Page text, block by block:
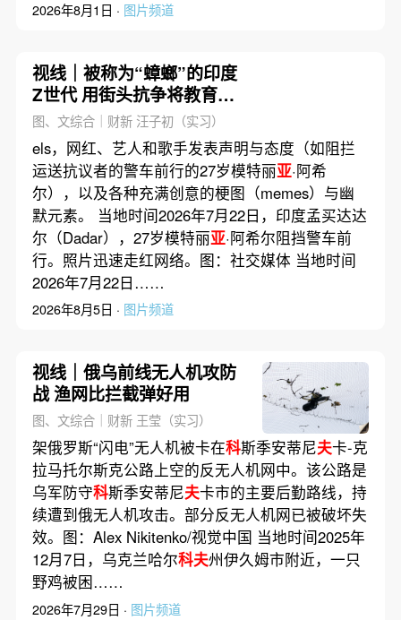
2026年8月1日 · 图片频道
视线｜被称为“蟑螂”的印度
Z世代 用街头抗争将教育部
长拱下台
图、文综合｜财新 汪子初（实习）
els，网红、艺人和歌手发表声明与态度（如阻拦
运送抗议者的警车前行的27岁模特丽亚·阿希
尔），以及各种充满创意的梗图（memes）与幽
默元素。 当地时间2026年7月22日，印度孟买达达
尔（Dadar），27岁模特丽亚·阿希尔阻挡警车前
行。照片迅速走红网络。图：社交媒体 当地时间
2026年7月22日……
2026年8月5日 · 图片频道
视线｜俄乌前线无人机攻防
战 渔网比拦截弹好用
图、文综合｜财新 王莹（实习）
架俄罗斯“闪电”无人机被卡在科斯季安蒂尼夫卡-克
拉马托尔斯克公路上空的反无人机网中。该公路是
乌军防守科斯季安蒂尼夫卡市的主要后勤路线，持
续遭到俄无人机攻击。部分反无人机网已被破坏失
效。图：Alex Nikitenko/视觉中国 当地时间2025年
12月7日，乌克兰哈尔科夫州伊久姆市附近，一只
野鸡被困……
2026年7月29日 · 图片频道